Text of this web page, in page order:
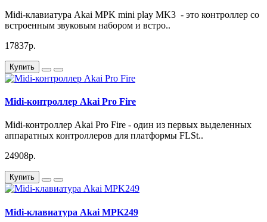
Midi-клавиатура Akai MPK mini play MK3 - это контроллер со
встроенным звуковым набором и встро..
17837р.
Купить
Midi-контроллер Akai Pro Fire
Midi-контроллер Akai Pro Fire - один из первых выделенных
аппаратных контроллеров для платформы FLSt..
24908р.
Купить
Midi-клавиатура Akai MPK249